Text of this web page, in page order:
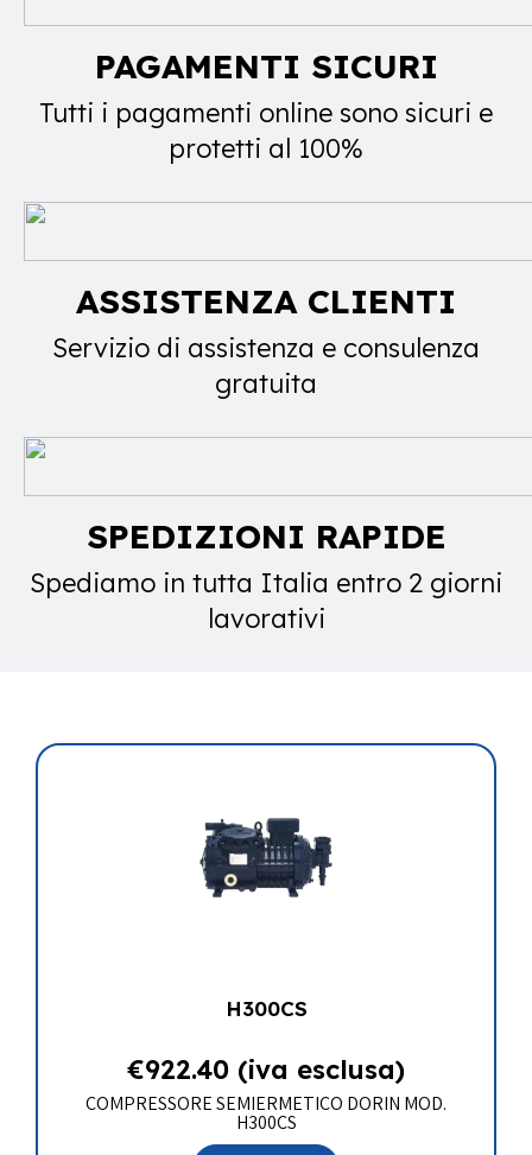
PAGAMENTI SICURI
Tutti i pagamenti online sono sicuri e
protetti al 100%
ASSISTENZA CLIENTI
Servizio di assistenza e consulenza
gratuita
SPEDIZIONI RAPIDE
Spediamo in tutta Italia entro 2 giorni
lavorativi
H300CS
€922.40 (iva esclusa)
COMPRESSORE SEMIERMETICO DORIN MOD.
H300CS